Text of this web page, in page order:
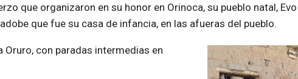
que organizaron en su honor en Orinoca, su pueblo natal,
que fue su casa de infancia, en las afueras del pueblo.
Oruro, con paradas intermedias en